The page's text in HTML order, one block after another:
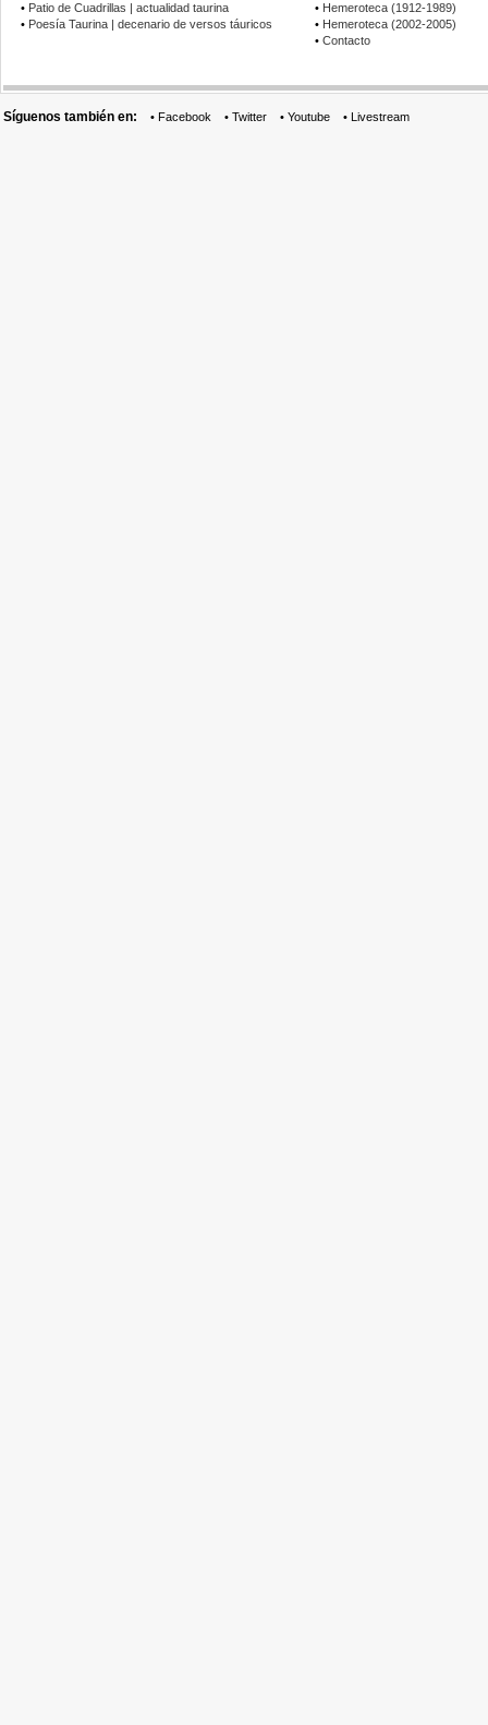
• Patio de Cuadrillas | actualidad taurina
• Poesía Taurina | decenario de versos táuricos
• Hemeroteca (1912-1989)
• Hemeroteca (2002-2005)
• Contacto
Síguenos también en: • Facebook • Twitter • Youtube • Livestream